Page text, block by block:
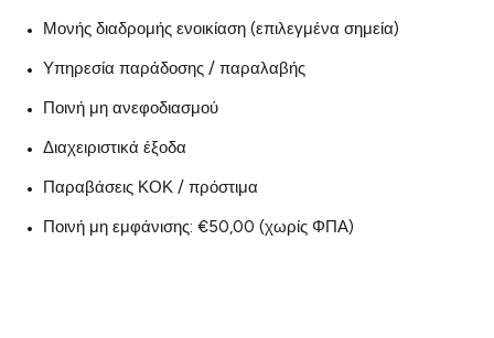
Μονής διαδρομής ενοικίαση (επιλεγμένα σημεία)
Υπηρεσία παράδοσης / παραλαβής
Ποινή μη ανεφοδιασμού
Διαχειριστικά έξοδα
Παραβάσεις ΚΟΚ / πρόστιμα
Ποινή μη εμφάνισης: €50,00 (χωρίς ΦΠΑ)